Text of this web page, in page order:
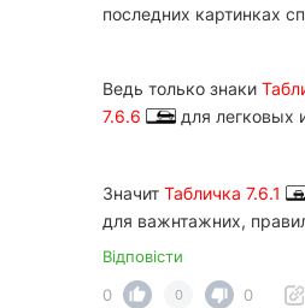
последних картинках
Ведь только знаки
7.6.6
для легковых
Значит Табличка 7.6.1
для важнтажних,
Відповісти
0
0 0